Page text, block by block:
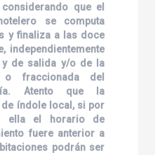
que el
se computa
y finaliza a las doce
independientemente
de salida y/o de la
o fraccionada del
Atento que la
índole local, si por
ella el horario de
fuere anterior a
podrán ser